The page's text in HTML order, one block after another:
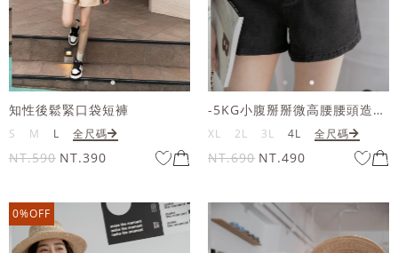
知性後鬆緊口袋短褲
S M L 全尺碼
NT.590 NT.390
-5KG小腹掰掰微高腰腰頭造型收邊牛仔短褲
XL 2L 3L 4L 全尺碼
NT.690 NT.490
0%OFF